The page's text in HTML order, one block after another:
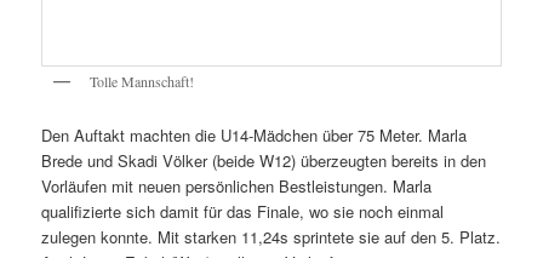
Marla bei 1,10m und für Linea bei 1,15m Schluss. Skadi ließ sich
dieser neuen persönlichen Bestleistung belegte sie den 4. Platz.